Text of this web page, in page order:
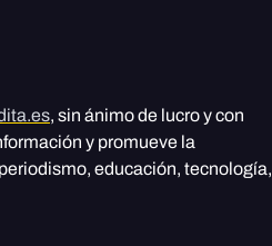
, sin ánimo de lucro y con
y promueve la
educación, tecnología,